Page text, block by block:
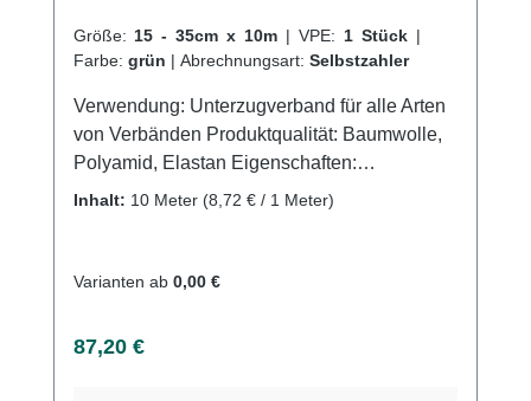
Fingerverletzungen und zeichnet sich durch
seine Anpassungsfähigkeit, seinen hohen
Anwendung aus. Kaufen Sie jetzt
Fingerverband abgenäht online bei uns und
profitieren Sie von unserem schnellen
Versand und unserem hervorragenden
Größe: 15 - 35cm x 10m | VPE: 1 Stück |
Farbe: grün | Abrechnungsart: Selbstzahler
Verwendung: Unterzugverband für alle Arten
von Verbänden Produktqualität: Baumwolle,
Polyamid, Elastan Eigenschaften:
Extraweicher Frotte zum agenehmen Tragen.
schnelle Applikation. Kaufen Sie jetzt Frotte-
Versand und unserem hervorragenden
Inhalt: 10 Meter (8,72 € / 1 Meter)
Varianten ab 0,00 €
Regulärer Preis:
87,20 €